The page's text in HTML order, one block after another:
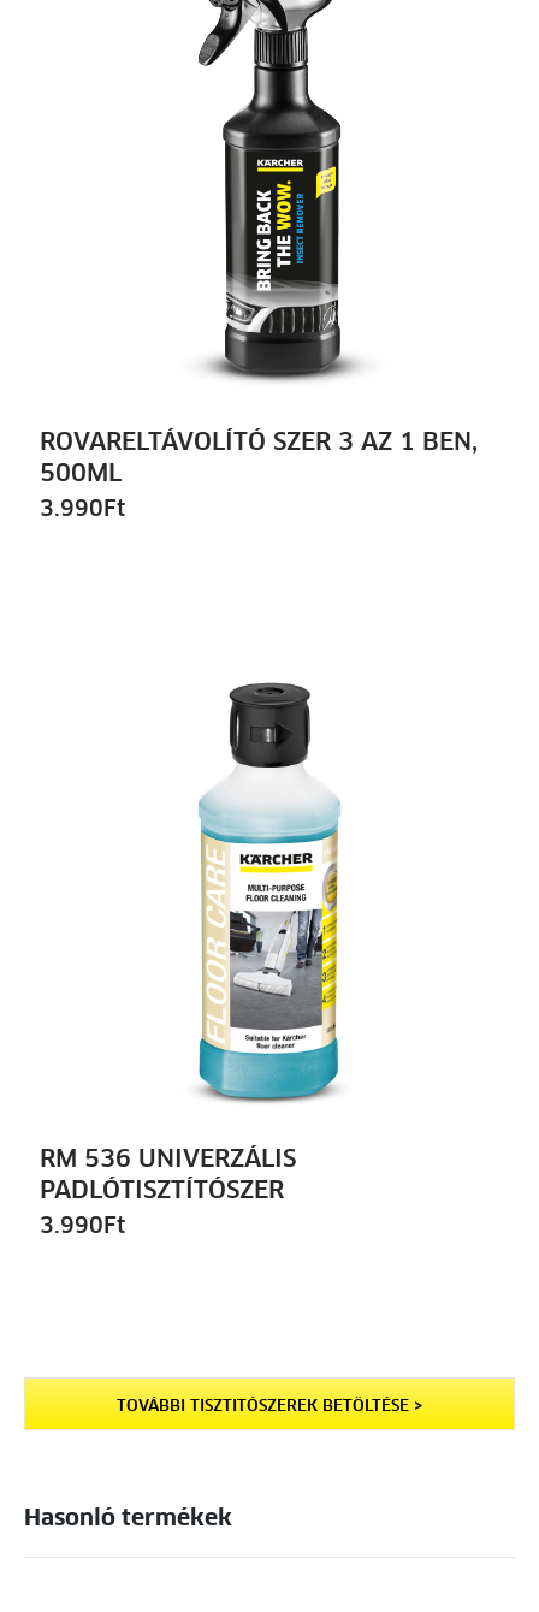
ROVARELTÁVOLÍTÓ SZER 3 AZ 1 BEN,
500ML
3.990 Ft
RM 536 UNIVERZÁLIS
PADLÓTISZTÍTÓSZER
3.990 Ft
TOVÁBBI TISZTITÓSZEREK BETÖLTÉSE >
Hasonló termékek